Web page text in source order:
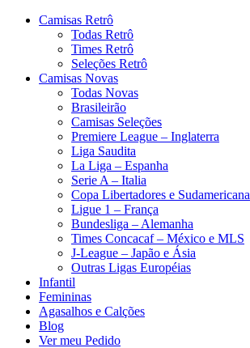
Camisas Retrô
Todas Retrô
Times Retrô
Seleções Retrô
Camisas Novas
Todas Novas
Brasileirão
Camisas Seleções
Premiere League – Inglaterra
Liga Saudita
La Liga – Espanha
Serie A – Italia
Copa Libertadores e Sudamericana
Ligue 1 – França
Bundesliga – Alemanha
Times Concacaf – México e MLS
J-League – Japão e Ásia
Outras Ligas Européias
Infantil
Femininas
Agasalhos e Calções
Blog
Ver meu Pedido